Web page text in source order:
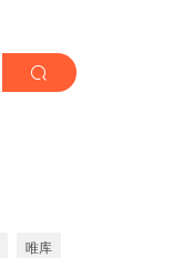
唯库